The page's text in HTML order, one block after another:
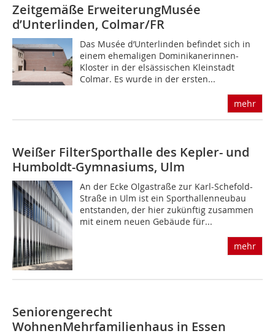
Zeitgemäße ErweiterungMusée
d’Unterlinden, Colmar/FR
Das Musée d’Unterlinden befindet sich in
einem ehemaligen Dominikanerinnen-
Kloster in der elsässischen Kleinstadt
Colmar. Es wurde in der ersten...
mehr
Weißer FilterSporthalle des Kepler- und
Humboldt-Gymnasiums, Ulm
An der Ecke Olgastraße zur Karl-Schefold-
Straße in Ulm ist ein Sporthallenneubau
entstanden, der hier zukünftig zusammen
mit einem neuen Gebäude für...
mehr
Seniorengerecht
WohnenMehrfamilienhaus in Essen